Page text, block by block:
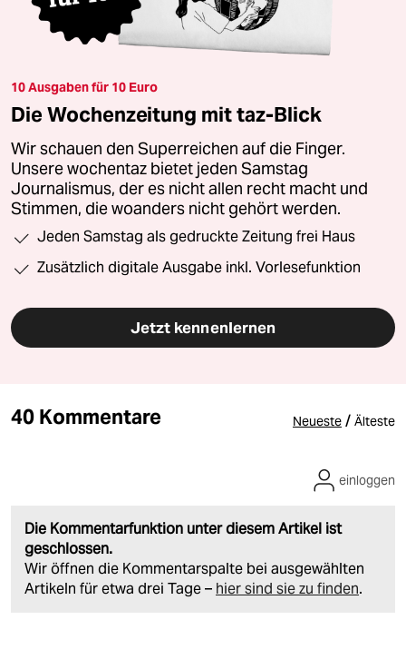
10 Ausgaben für 10 Euro
Die Wochenzeitung mit taz-Blick
Wir schauen den Superreichen auf die Finger.
Unsere wochentaz bietet jeden Samstag
Journalismus, der es nicht allen recht macht und
Stimmen, die woanders nicht gehört werden.
Jeden Samstag als gedruckte Zeitung frei Haus
Zusätzlich digitale Ausgabe inkl. Vorlesefunktion
Jetzt kennenlernen
40 Kommentare Neueste / Älteste
Die Kommentarfunktion unter diesem Artikel ist
geschlossen.
Wir öffnen die Kommentarspalte bei ausgewählten
Artikeln für etwa drei Tage – hier sind sie zu finden.
einloggen